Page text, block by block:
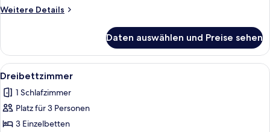
Weitere Details
Weitere
Daten auswählen und Preise sehen
Alle
Fotos
für
Dreibettzimmer
anzeigen
Ein Hotelzimmer mit zwei Betten,
8
Dreibettzimmer
1 Schlafzimmer
Platz für 3 Personen
3 Einzelbetten